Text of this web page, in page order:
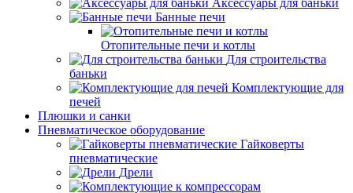
Аксессуары для баньки
Банные печи
Отопительные печи и котлы
Для строительства
баньки
Комплектующие для
печей
Плюшки и санки
Пневматическое оборудование
Гайковерты
пневматические
Дрели